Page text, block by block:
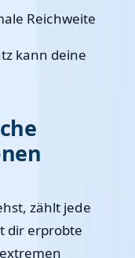
Reichweite
kann deine
zählt jede
dir erprobte